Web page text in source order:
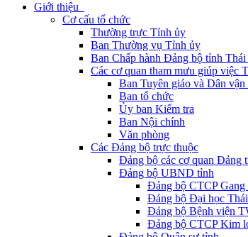
Giới thiệu
Cơ cấu tổ chức
Thường trực Tỉnh ủy
Ban Thường vụ Tỉnh ủy
Ban Chấp hành Đảng bộ tỉnh
Các cơ quan tham mưu giúp việc
Ban Tuyên giáo và Dân
Ban tổ chức
Ủy ban Kiểm tra
Ban Nội chính
Văn phòng
Các Đảng bộ trực thuộc
Đảng bộ các cơ quan Đảng
Đảng bộ UBND tỉnh
Đảng bộ CTCP Gang
Đảng bộ Đại học
Đảng bộ Bệnh viện
Đảng bộ CTCP Kim